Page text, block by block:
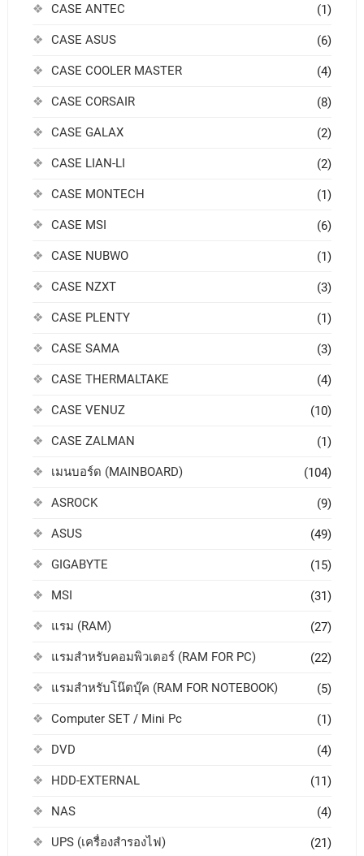
CASE ANTEC (1)
CASE ASUS (6)
CASE COOLER MASTER (4)
CASE CORSAIR (8)
CASE GALAX (2)
CASE LIAN-LI (2)
CASE MONTECH (1)
CASE MSI (6)
CASE NUBWO (1)
CASE NZXT (3)
CASE PLENTY (1)
CASE SAMA (3)
CASE THERMALTAKE (4)
CASE VENUZ (10)
CASE ZALMAN (1)
เมนบอร์ด (MAINBOARD) (104)
ASROCK (9)
ASUS (49)
GIGABYTE (15)
MSI (31)
แรม (RAM) (27)
แรมสำหรับคอมพิวเตอร์ (RAM FOR PC) (22)
แรมสำหรับโน๊ตบุ๊ค (RAM FOR NOTEBOOK) (5)
Computer SET / Mini Pc (1)
DVD (4)
HDD-EXTERNAL (11)
NAS (4)
UPS (เครื่องสำรองไฟ) (21)